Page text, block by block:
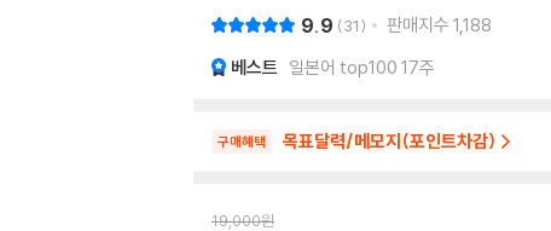
9.9 31 판매지수 1,188
베스트 일본어 top100 17주
구매혜택 목표달력/메모지(포인트차감)
19,000원